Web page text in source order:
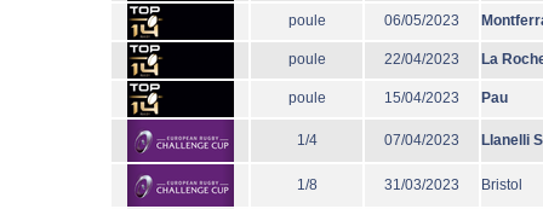
poule 06/05/2023
poule 22/04/2023 La
poule 15/04/2023 Pau
1/4 07/04/2023 Llanelli
1/8 31/03/2023 Bristol